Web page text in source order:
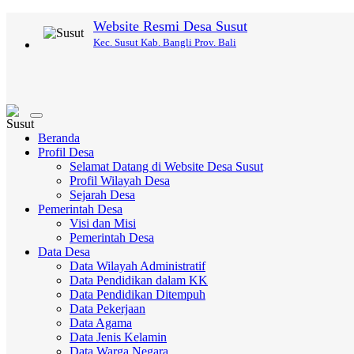
Website Resmi Desa Susut
Kec. Susut Kab. Bangli Prov. Bali
Toggle
navigation
Beranda
Profil Desa
Selamat Datang di Website Desa Susut
Profil Wilayah Desa
Sejarah Desa
Pemerintah Desa
Visi dan Misi
Pemerintah Desa
Data Desa
Data Wilayah Administratif
Data Pendidikan dalam KK
Data Pendidikan Ditempuh
Data Pekerjaan
Data Agama
Data Jenis Kelamin
Data Warga Negara